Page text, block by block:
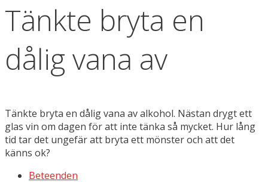
Tänkte bryta en
dålig vana av
Tänkte bryta en dålig vana av alkohol. Nästan drygt ett
glas vin om dagen för att inte tänka så mycket. Hur lång
tid tar det ungefär att bryta ett mönster och att det
känns ok?
Beteenden